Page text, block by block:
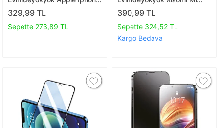
12 Pro 6d Mat Seramik
Hayalet Nano Ekran
Koruyucu T20
329,99 TL
Sepette 273,89 TL
Band 7 Polymer Nano Ekran
Koruyucu - Şeffaf T20
390,99 TL
Sepette 324,52 TL
Kargo Bedava